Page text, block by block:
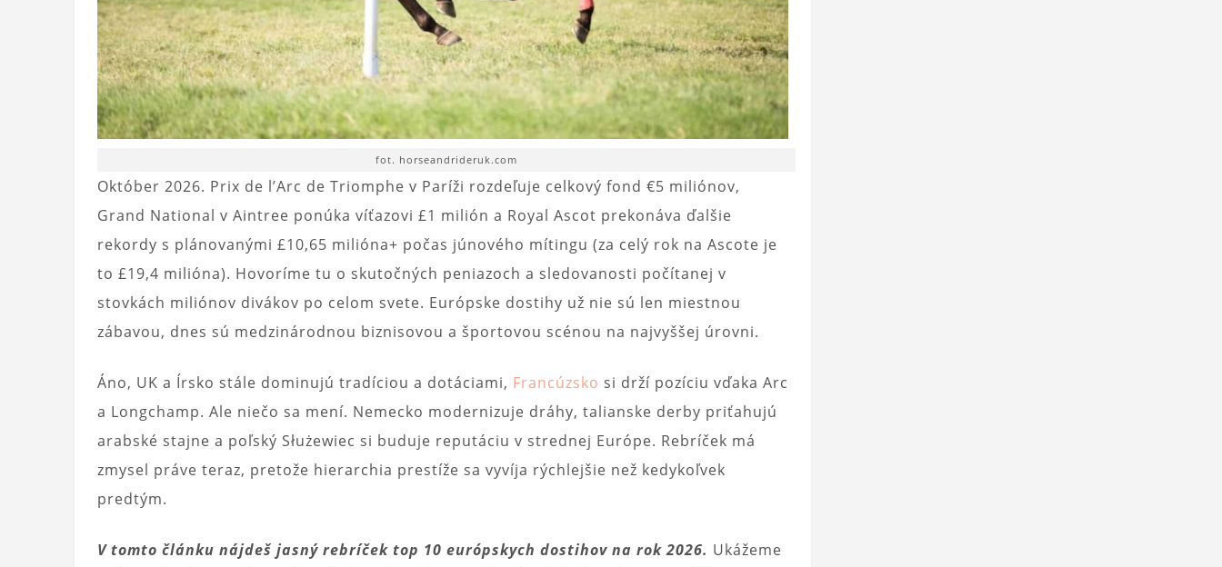
fot. horseandrideruk.com
Október 2026. Prix de l’Arc de Triomphe v Paríži rozdeľuje celkový fond €5 miliónov,
Grand National v Aintree ponúka víťazovi £1 milión a Royal Ascot prekonáva ďalšie
rekordy s plánovanými £10,65 milióna+ počas júnového mítingu (za celý rok na Ascote je
to £19,4 milióna). Hovoríme tu o skutočných peniazoch a sledovanosti počítanej v
stovkách miliónov divákov po celom svete. Európske dostihy už nie sú len miestnou
zábavou, dnes sú medzinárodnou biznisovou a športovou scénou na najvyššej úrovni.
Áno, UK a Írsko stále dominujú tradíciou a dotáciami, Francúzsko si drží pozíciu vďaka Arc
a Longchamp. Ale niečo sa mení. Nemecko modernizuje dráhy, talianske derby priťahujú
arabské stajne a poľský Służewiec si buduje reputáciu v strednej Európe. Rebríček má
zmysel práve teraz, pretože hierarchia prestíže sa vyvíja rýchlejšie než kedykoľvek
predtým.
V tomto článku nájdeš jasný rebríček top 10 európskych dostihov na rok 2026. Ukážeme